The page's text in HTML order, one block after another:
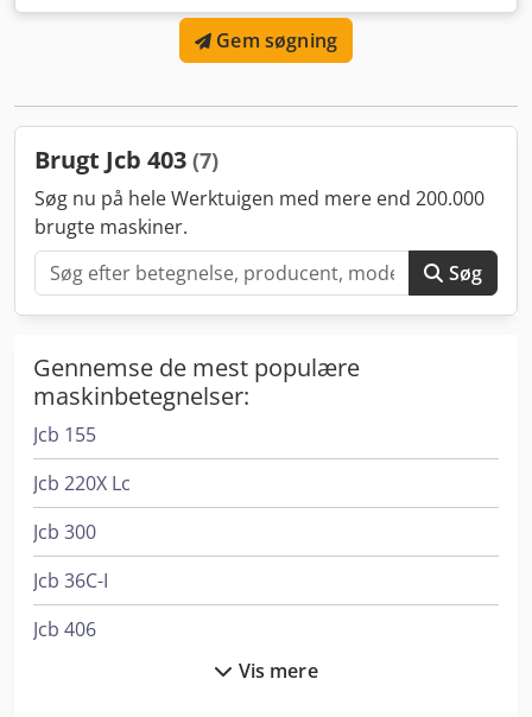
Hydrostatiske drivsystem - 20 km/t - Komfortkabine
(ROPS/FOPS) - Hydraulisk hurtigskifter, type Weidemann -
Ekstra hydraulikfunktioner - Tagbeskyttelsesgitter -
spejle højre/venstre - Fedtpistol - Armlæn højre - Gafler og
skovl tilgængelig Straks driftsklar, mange ekstra redskaber
på lager. Besigtigelse efter aftale ønskes. Vi tilbyder gerne
leasing- eller finansieringstilbud gennem Mercedes-Benz
Bank efter ønske. Hr. Mihm (tlf.) rådgiver dig gerne. Flere
oplysninger på vores hjemmeside. Forbehold for fejl og
mellemsalg! Hurtigskiftesystem, Velegnet til vejbrug =
informationer. Cedsyfr I Nopfx Ac Ajrf
Gem søgning
Brugt Jcb 403 (7)
Søg nu på hele Werktuigen med mere end 200.000
brugte maskiner.
Søg
Gennemse de mest populære
maskinbetegnelser:
Jcb 155
Jcb 220X Lc
Jcb 300
Jcb 36C-I
Jcb 406
Vis mere